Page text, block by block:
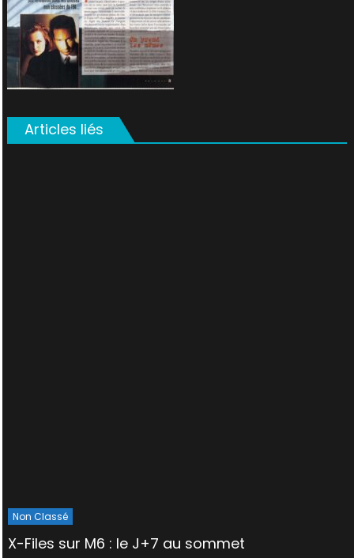
Articles liés
Non Classé
X-Files sur M6 : le J+7 au sommet